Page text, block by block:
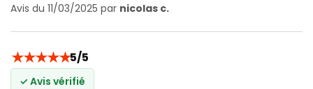
Avis du 11/03/2025 par nicolas c.
★★★★★5/5
✓ Avis vérifié